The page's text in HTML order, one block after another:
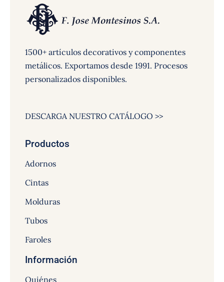
1500+ artículos decorativos y componentes
metálicos. Exportamos desde 1991. Procesos
personalizados disponibles.
DESCARGA NUESTRO CATÁLOGO >>
Productos
Adornos
Cintas
Molduras
Tubos
Faroles
Información
Quiénes